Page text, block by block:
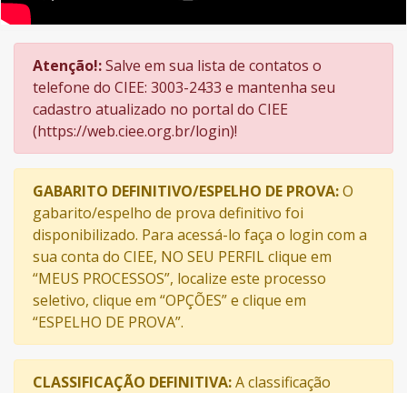
Atenção!:Salve em sua lista de contatos o
telefone do CIEE: 3003-2433 e mantenha seu
cadastro atualizado no portal do CIEE
(https://web.ciee.org.br/login)!
GABARITO DEFINITIVO/ESPELHO DE PROVA:O
gabarito/espelho de prova definitivo foi
disponibilizado. Para acessá-lo faça o login com a
sua conta do CIEE, NO SEU PERFIL clique em
“MEUS PROCESSOS”, localize este processo
seletivo, clique em “OPÇÕES” e clique em
“ESPELHO DE PROVA”.
CLASSIFICAÇÃO DEFINITIVA:A classificação